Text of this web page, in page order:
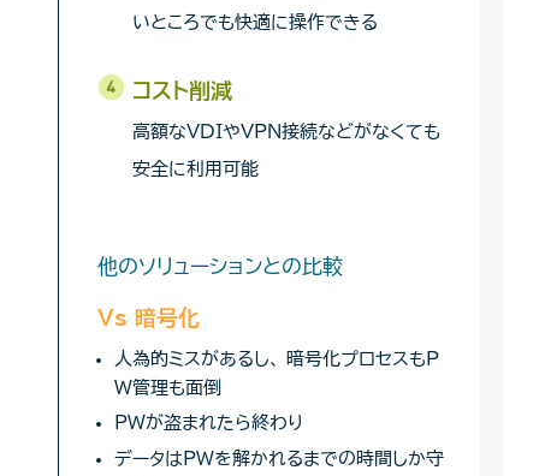
いところでも快適に操作できる
コスト削減
高額なVDIやVPN接続などがなくても
安全に利用可能
他のソリューションとの比較
Vs 暗号化
人為的ミスがあるし、 暗号化プロセスもP
W管理も面倒
PWが盗まれたら終わり
データはPWを解かれるまでの時間しか守